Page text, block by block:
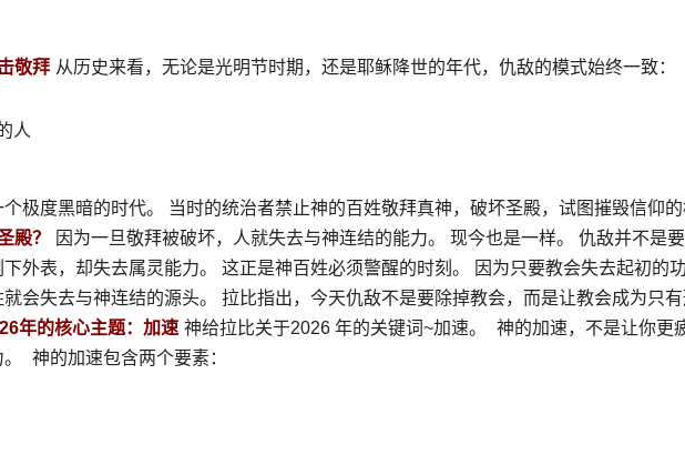
敬拜 从历史来看，无论是光明节时期，还是耶稣降世的年代，仇敌的模式始终一致：
人
极度黑暗的时代。 当时的统治者禁止神的百姓敬拜真神，破坏圣殿，试图摧毁信仰
殿？
因为一旦敬拜被破坏，人就失去与神连结的能力。 现今也是一样。 仇敌并不是
外表，却失去属灵能力。 这正是神百姓必须警醒的时刻。 因为只要教会失去起初的
会失去与神连结的源头。 拉比指出，今天仇敌不是要除掉教会，而是让教会成为只
年的核心主题：加速 神给拉比关于2026 年的关键词~加速。
神的加速，不是让你更
神的加速包含两个要素：